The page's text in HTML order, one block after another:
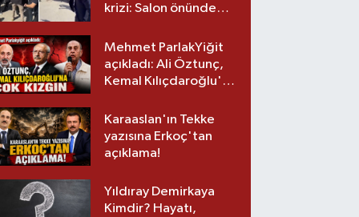
krizi: Salon önünde
Mehmet ParlakYiğit
açıkladı: Ali Öztunç,
Kemal Kılıçdaroğlu'na
Karaaslan'ın Tekke
yazısına Erkoç'tan
açıklama!
Yıldıray Demirkaya
Kimdir? Hayatı,